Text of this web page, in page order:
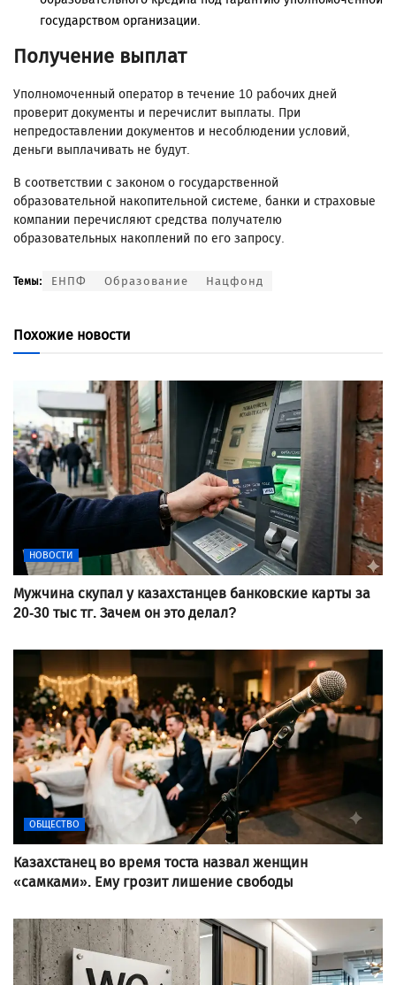
государством организации.
Получение выплат
Уполномоченный оператор в течение 10 рабочих дней
проверит документы и перечислит выплаты. При
непредоставлении документов и несоблюдении условий,
деньги выплачивать не будут.
В соответствии с законом о государственной
образовательной накопительной системе, банки и страховые
компании перечисляют средства получателю
образовательных накоплений по его запросу.
Темы: ЕНПФ Образование Нацфонд
Похожие новости
НОВОСТИ
Мужчина скупал у казахстанцев банковские карты за
20-30 тыс тг. Зачем он это делал?
ОБЩЕСТВО
Казахстанец во время тоста назвал женщин
«самками». Ему грозит лишение свободы